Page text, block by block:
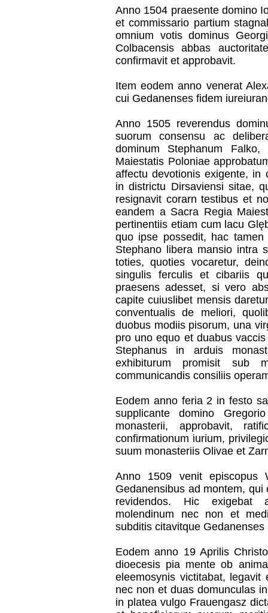
Anno 1504 praesente domino
et commissario partium
omnium votis dominus
Colbacensis abbas
confirmavit et approbavit.
Item eodem anno venerat
cui Gedanenses fidem
Anno 1505 reverendus
suorum consensu ac
dominum Stephanum
Maiestatis Poloniae
affectu devotionis exigente, in
in districtu Dirsaviensi sitae,
resignavit corarn testibus et
eandem a Sacra Regia
pertinentiis etiam cum lacu
quo ipse possedit, hac
Stephano libera mansio intra
toties, quoties vocaretur,
singulis ferculis et cibariis
praesens adesset, si vero
capite cuiuslibet mensis
conventualis de meliori,
duobus modiis pisorum, una
pro uno equo et duabus
Stephanus in arduis
exhibiturum promisit sub
communicandis consiliis
Eodem anno feria 2 in festo
supplicante domino
monasterii, approbavit,
confirmationum iurium,
suum monasteriis Olivae et
Anno 1509 venit episcopus
Gedanensibus ad montem,
revidendos. Hic exigebat
molendinum nec non et
subditis citavitque
Eodem anno 19 Aprilis
dioecesis pia mente ob
eleemosynis victitabat,
nec non et duas domunculas
in platea vulgo Frauengasz